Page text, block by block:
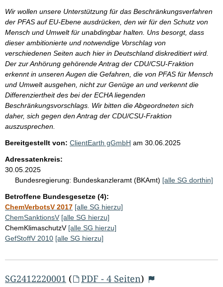
Wir wollen unsere Unterstützung für das Beschränkungsverfahren
der PFAS auf EU-Ebene ausdrücken, den wir für den Schutz von
Mensch und Umwelt für unabdingbar halten. Uns besorgt, dass
dieser ambitionierte und notwendige Vorschlag von
verschiedenen Seiten auch hier in Deutschland diskreditiert wird.
Der zur Anhörung gehörende Antrag der CDU/CSU-Fraktion
erkennt in unseren Augen die Gefahren, die von PFAS für Mensch
und Umwelt ausgehen, nicht zur Genüge an und verkennt die
Differenziertheit des bei der ECHA liegenden
Beschränkungsvorschlags. Wir bitten die Abgeordneten sich
daher, sich gegen den Antrag der CDU/CSU-Fraktion
auszusprechen.
Bereitgestellt von: ClientEarth gGmbH am 30.06.2025
Adressatenkreis:
30.05.2025
Bundesregierung: Bundeskanzleramt (BKAmt) [alle SG dorthin]
Betroffene Bundesgesetze (4):
ChemVerbotsV 2017 [alle SG hierzu]
ChemSanktionsV [alle SG hierzu]
ChemKlimaschutzV [alle SG hierzu]
GefStoffV 2010 [alle SG hierzu]
SG2412220001 ( PDF - 4 Seiten)